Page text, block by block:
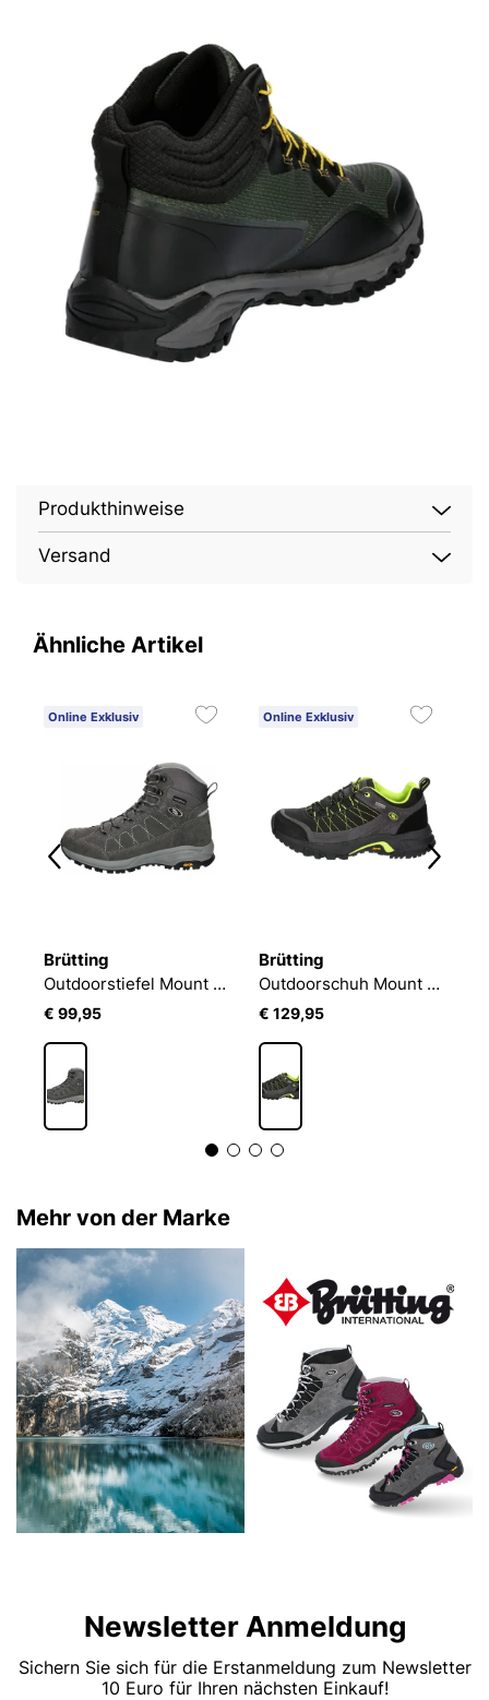
Produkthinweise
Versand
Ähnliche Artikel
Online Exklusiv
Brütting
Outdoorstiefel Mount Adams High
€ 99,95
Online Exklusiv
Brütting
Outdoorschuh Mount Egmont
€ 129,95
Mehr von der Marke
Newsletter Anmeldung
Sichern Sie sich für die Erstanmeldung zum Newsletter
10 Euro für Ihren nächsten Einkauf!